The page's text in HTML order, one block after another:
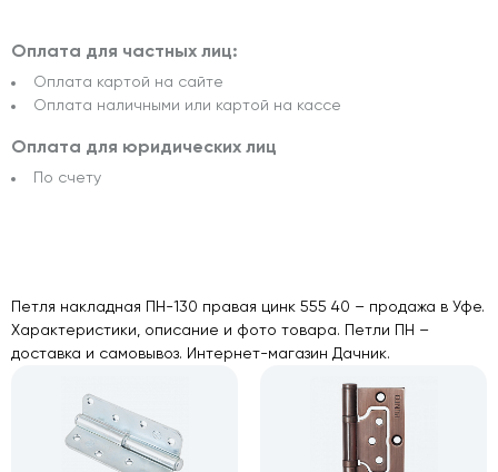
Оплата для частных лиц:
Оплата картой на сайте
Оплата наличными или картой на кассе
Оплата для юридических лиц
По счету
Петля накладная ПН-130 правая цинк 555 40 – продажа в Уфе.
Характеристики, описание и фото товара. Петли ПН –
доставка и самовывоз. Интернет-магазин Дачник.